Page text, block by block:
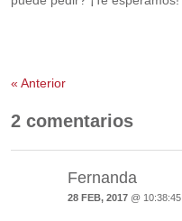
« Anterior
2 comentarios
Fernanda
28 FEB, 2017@ 10:38:45